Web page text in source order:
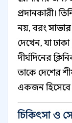
প্রদানকারী।
নয়, বরং
দেখেন, যা
দীর্ঘদিনের
তাকে দেশের
একজন হিসেবে
চিকিৎসা ও